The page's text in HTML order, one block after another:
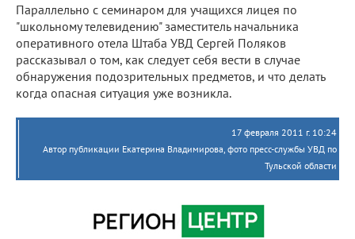
Параллельно с семинаром для учащихся лицея по
"школьному телевидению" заместитель начальника
оперативного отела Штаба УВД Сергей Поляков
рассказывал о том, как следует себя вести в случае
обнаружения подозрительных предметов, и что делать
когда опасная ситуация уже возникла.
17 февраля 2011 г. 10:24
Автор публикации Екатерина Владимирова, фото пресс-службы УВД по
Тульской области